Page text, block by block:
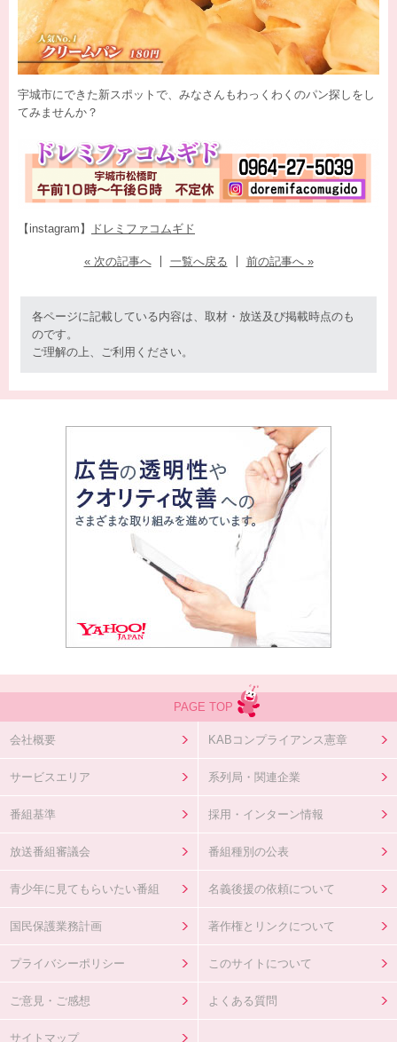
宇城市にできた新スポットで、みなさんもわっくわくのパン探しをし
てみませんか？
【instagram】 ドレミファコムギド
« 次の記事へ 一覧へ戻る 前の記事へ »
各ページに記載している内容は、取材・放送及び掲載時点のも
のです。
ご理解の上、ご利用ください。
PAGE TOP
会社概要 KABコンプライアンス憲章
サービスエリア 系列局・関連企業
番組基準 採用・インターン情報
放送番組審議会 番組種別の公表
青少年に見てもらいたい番組 名義後援の依頼について
国民保護業務計画 著作権とリンクについて
プライバシーポリシー このサイトについて
ご意見・ご感想 よくある質問
サイトマップ